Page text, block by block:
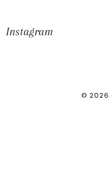
Instagram
© 2026